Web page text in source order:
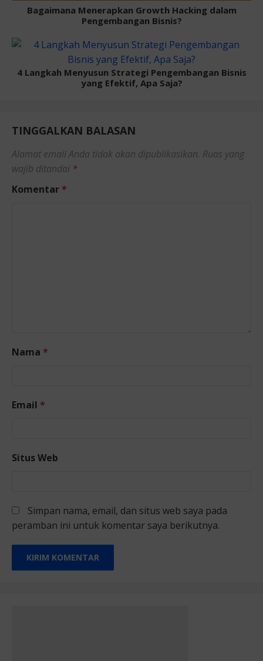
Bagaimana Menerapkan Growth Hacking dalam
Pengembangan Bisnis?
4 Langkah Menyusun Strategi Pengembangan Bisnis
yang Efektif, Apa Saja?
TINGGALKAN BALASAN
Alamat email Anda tidak akan dipublikasikan. Ruas yang
wajib ditandai *
Komentar*
Nama *
Email *
Situs Web
Simpan nama, email, dan situs web saya pada
peramban ini untuk komentar saya berikutnya.